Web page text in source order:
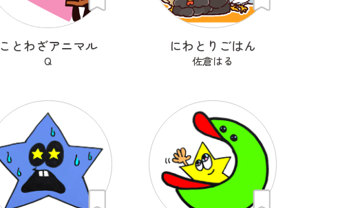
ことわざアニマル
Q
にわとりごはん
佐倉はる